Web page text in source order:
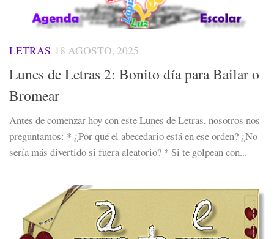
LETRAS 18 AGOSTO, 2025
Lunes de Letras 2: Bonito día para Bailar o
Bromear
Antes de comenzar hoy con este Lunes de Letras, nosotros nos
preguntamos: * ¿Por qué el abecedario está en ese orden? ¿No
sería más divertido si fuera aleatorio? * Si te golpean con...